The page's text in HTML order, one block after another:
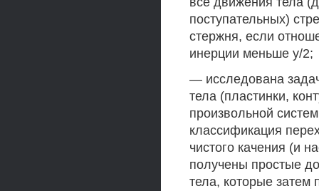
поступательных)
стержня, если
инерции меньше у/2;
— исследована
тела (пластинки,
произвольной
классификация
чистого качения (и
получены простые
тела, которые затем